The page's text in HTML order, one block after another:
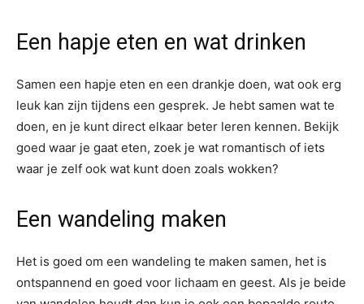
Een hapje eten en wat drinken
Samen een hapje eten en een drankje doen, wat ook erg
leuk kan zijn tijdens een gesprek. Je hebt samen wat te
doen, en je kunt direct elkaar beter leren kennen. Bekijk
goed waar je gaat eten, zoek je wat romantisch of iets
waar je zelf ook wat kunt doen zoals wokken?
Een wandeling maken
Het is goed om een wandeling te maken samen, het is
ontspannend en goed voor lichaam en geest. Als je beide